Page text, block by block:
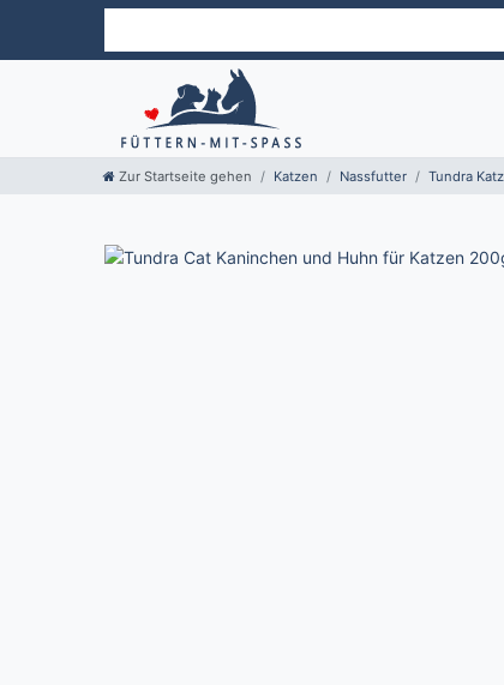
Zur Startseite gehen Katzen Nassfutter Tundra